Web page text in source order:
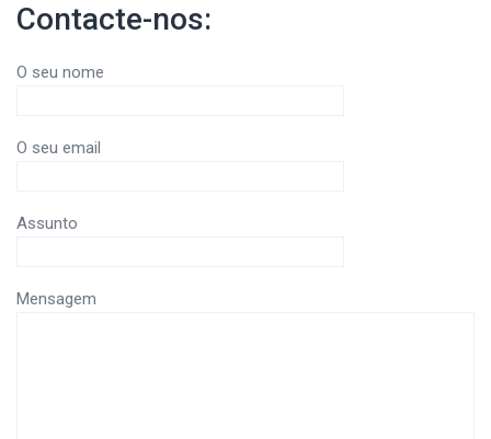
Contacte-nos:
O seu nome
O seu email
Assunto
Mensagem